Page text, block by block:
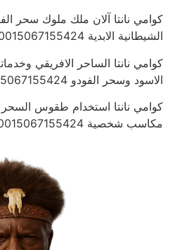
كوامي نانتا آلان ملك ملوك سحر
الشيطانية الابدية 0015067155424
كوامي نانتا الساحر الافريقي
الاسود وسحر الفودو 0015067155424
كوامي نانتا استخدام طقوس السحر
مكاسب شخصية 0015067155424